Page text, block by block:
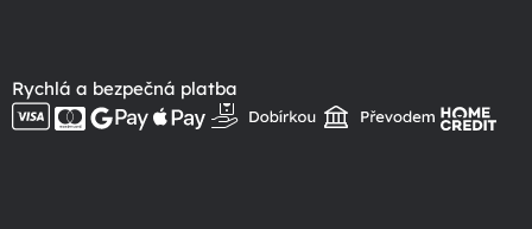
Rychlá a bezpečná platba